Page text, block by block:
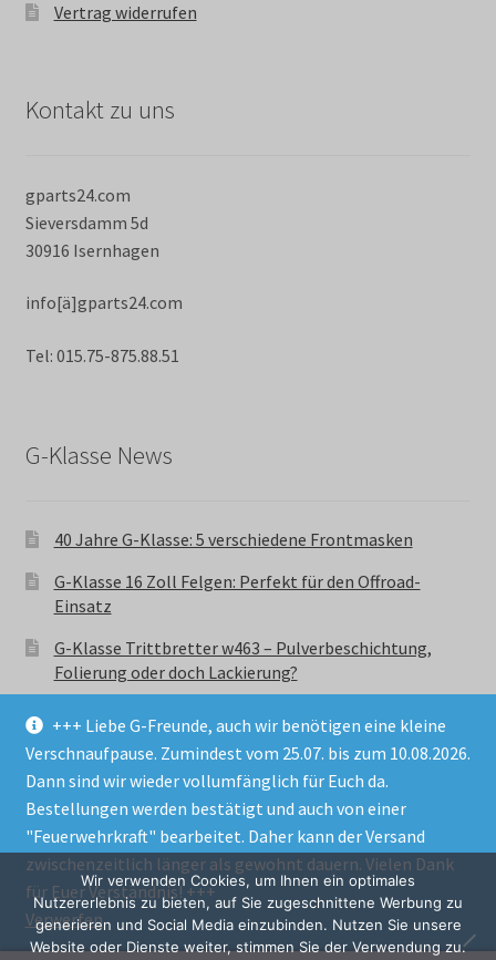
+++ Liebe G-Freunde, auch wir benötigen eine kleine
Verschnaufpause. Zumindest vom 25.07. bis zum 10.08.2026.
Dann sind wir wieder vollumfänglich für Euch da.
Bestellungen werden bestätigt und auch von einer
"Feuerwehrkraft" bearbeitet. Daher kann der Versand
zwischenzeitlich länger als gewohnt dauern. Vielen Dank
für Euer Verständnis! +++
Verwerfen
Vertrag widerrufen
Kontakt zu uns
gparts24.com
Sieversdamm 5d
30916 Isernhagen
info[ä]gparts24.com
Tel: 015.75-875.88.51
G-Klasse News
40 Jahre G-Klasse: 5 verschiedene Frontmasken
G-Klasse 16 Zoll Felgen: Perfekt für den Offroad-
Einsatz
G-Klasse Trittbretter w463 – Pulverbeschichtung,
Folierung oder doch Lackierung?
© GParts24 - G-Klasse w463 Trittbretter, Felgen,
Ersatzteile & Zubebehör.
Datenschutzerklärung
Alle Preise inkl. der gesetzlichen MwSt.
Wir verwenden Cookies, um Ihnen ein optimales
Nutzererlebnis zu bieten, auf Sie zugeschnittene Werbung zu
generieren und Social Media einzubinden. Nutzen Sie unsere
Website oder Dienste weiter, stimmen Sie der Verwendung zu.